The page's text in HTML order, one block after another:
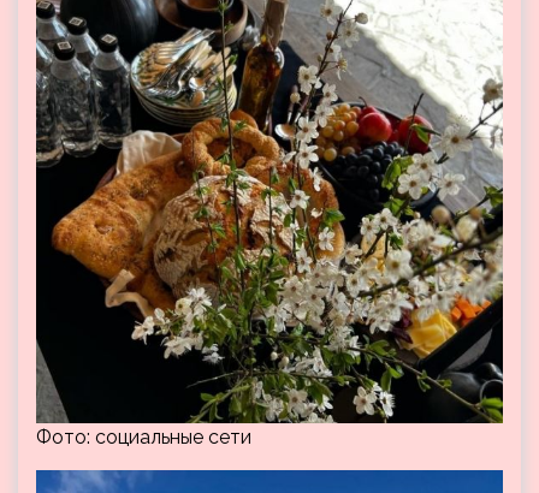
Фото: социальные сети